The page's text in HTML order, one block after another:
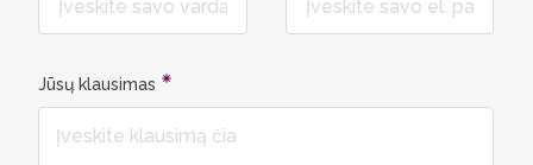
Jūsų klausimas